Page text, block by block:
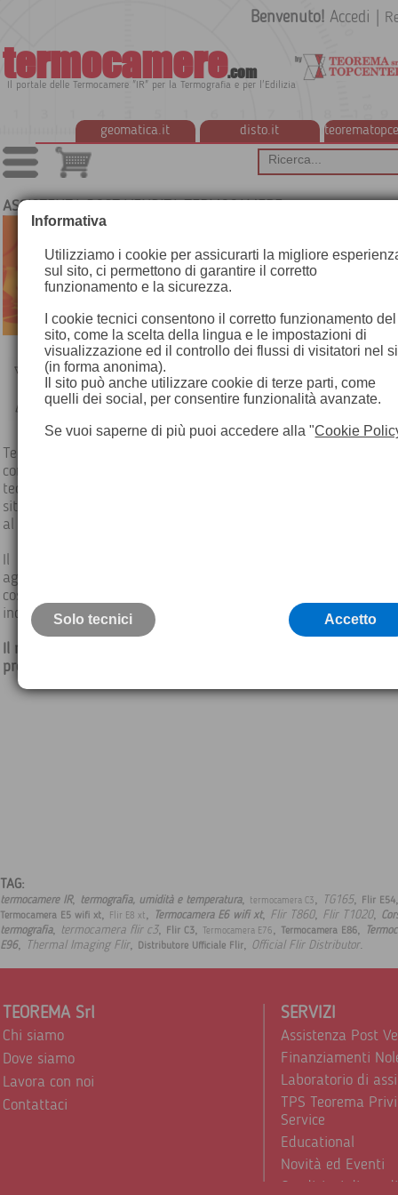
termocamere.com
Il portale delle Termocamere "IR" per la Termografia e per l'Edilizia
geomatica.it disto.it
Benvenuto! Accedi
ASSISTENZA POST VENDITA TERMOCAMERE
+39
025398739
Teorema non si limita alla sola vendita del prodotto, ma
continuamente la propria clientela offrendo un servizio di
tecnica in grado di fornire il supporto necessario per
situazione di emergenza dalla consulenza alla riparazione
al minimo indispensabile il fermo macchina.
aggiornato sui prodotti e le nuove tecnologie direttamente
costruttrici svolgendo la sua attività in base alle procedure
indicate.
Il rapporto che Teorema ha con i propri clienti può essere
professionalità, stima e collaborazione.
TAG:
termocamere IR, termografia, umidità e temperatura, termocamera C3, TG165, Flir E54,
Termocamera E5 wifi xt, Flir E8 xt, Termocamera E6 wifi xt, Flir T860, Flir T1020,
termografia, termocamera flir c3, Flir C3, Termocamera E76, Termocamera E86,
E96, Thermal Imaging Flir, Distributore Ufficiale Flir, Official Flir Distributor.
TEOREMA Srl
Chi siamo
Dove siamo
Lavora con noi
Contattaci
SERVIZI
Assistenza Post
Finanziamenti
Laboratorio di
TPS Teorema
Service
Educational
Novità ed Eventi
Condizioni di
Informativa
Utilizziamo i cookie per assicurarti la migliore
sul sito, ci permettono di garantire il corretto
funzionamento e la sicurezza.
I cookie tecnici consentono il corretto funzionamento del
sito, come la scelta della lingua e le impostazioni di
visualizzazione ed il controllo dei flussi di visitatori nel
(in forma anonima).
Il sito può anche utilizzare cookie di terze parti, come
quelli dei social, per consentire funzionalità avanzate.
Se vuoi saperne di più puoi accedere alla "Cookie
Solo tecnici Accetto